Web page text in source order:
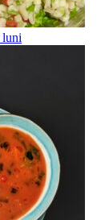
luni